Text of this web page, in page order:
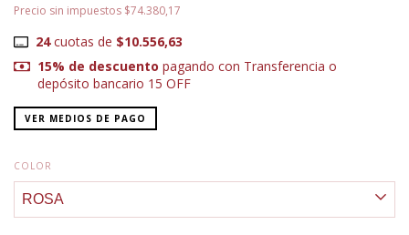
Precio sin impuestos $74.380,17
24cuotas de $10.556,63
15% de descuento pagando con Transferencia o
depósito bancario 15 OFF
VER MEDIOS DE PAGO
COLOR